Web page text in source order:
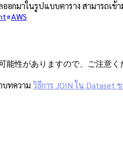
อกมาในรูปแบบตาราง สามารถ
AWS
性がありますので、ご注意く
บทความ วิธีการ JOIN ใน Dataset